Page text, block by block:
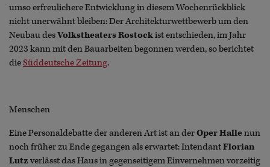
umso erfreulichere Entwicklung in diesem Wochenrückblick
nicht unerwähnt bleiben: Der Architekturwettbewerb um den
Neubau desVolkstheaters Rostockist entschieden, im Jahr
2023 kann mit den Bauarbeiten begonnen werden, so berichtet
dieSüddeutsche Zeitung.
Menschen
Eine Personaldebatte der anderen Art ist an derOper Hallenun
noch früher zu Ende gegangen als erwartet: IntendantFlorian
Lutz verlässt das Haus in gegenseitigem Einvernehmen vorzeitig